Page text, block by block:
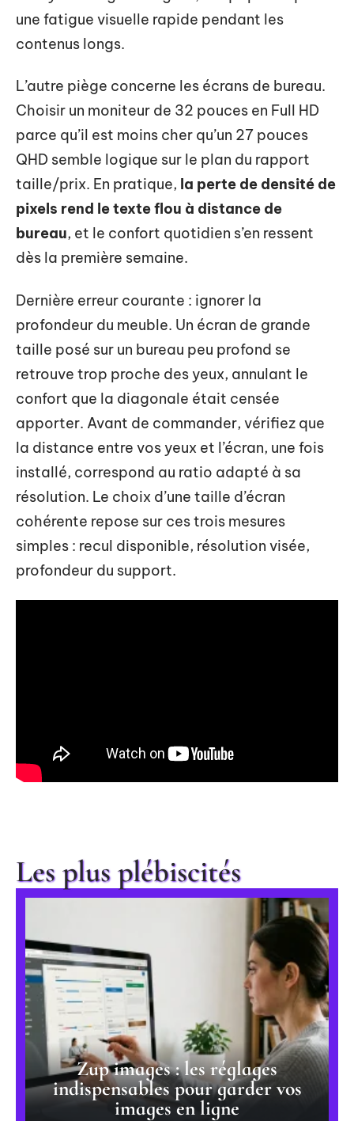
une fatigue visuelle rapide pendant les
contenus longs.
L’autre piège concerne les écrans de bureau.
Choisir un moniteur de 32 pouces en Full HD
parce qu’il est moins cher qu’un 27 pouces
QHD semble logique sur le plan du rapport
taille/prix. En pratique, la perte de densité de
pixels rend le texte flou à distance de
bureau, et le confort quotidien s’en ressent
dès la première semaine.
Dernière erreur courante : ignorer la
profondeur du meuble. Un écran de grande
taille posé sur un bureau peu profond se
retrouve trop proche des yeux, annulant le
confort que la diagonale était censée
apporter. Avant de commander, vérifiez que
la distance entre vos yeux et l’écran, une fois
installé, correspond au ratio adapté à sa
résolution. Le choix d’une taille d’écran
cohérente repose sur ces trois mesures
simples : recul disponible, résolution visée,
profondeur du support.
Les plus plébiscités
Zup images : les réglages
indispensables pour garder vos
images en ligne